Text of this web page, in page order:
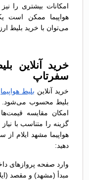
امکانات بیشتری را
هواپیما ممکن است
می‌توان با خرید بلیط
خرید آنلاین
سفرتاپ
خرید آنلاین بلیط هواپیما
بلیط محسوب می‌شود.
امکان مقایسه
گزینه را متناسب با
هواپیما مشهد ایلام
دهید:
وارد صفحه پروازهای
مبدأ (مشهد) و مقصد